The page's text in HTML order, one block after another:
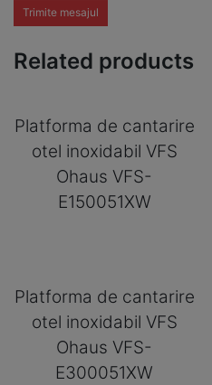
Trimite mesajul
Related products
Platforma de cantarire
otel inoxidabil VFS
Ohaus VFS-
E150051XW
Platforma de cantarire
otel inoxidabil VFS
Ohaus VFS-
E300051XW